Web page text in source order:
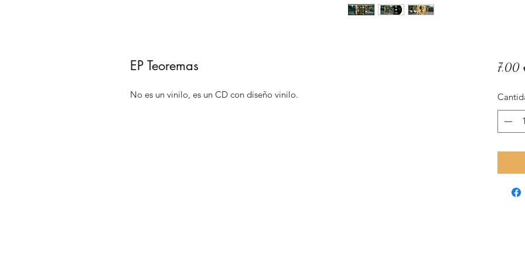
EP Teoremas
No es un vinilo, es un CD con diseño vinilo.
7,00